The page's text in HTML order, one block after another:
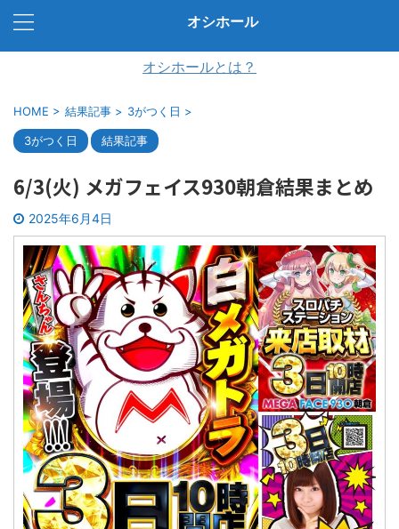
オシホール
オシホールとは？
HOME > 結果記事 > 3がつく日 >
3がつく日 結果記事
6/3(火) メガフェイス930朝倉結果まとめ
2025年6月4日